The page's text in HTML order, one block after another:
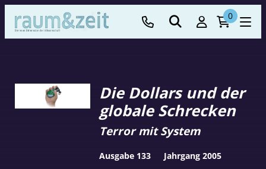
0
Die Dollars und der
globale Schrecken
Terror mit System
Ausgabe 133 Jahrgang 2005